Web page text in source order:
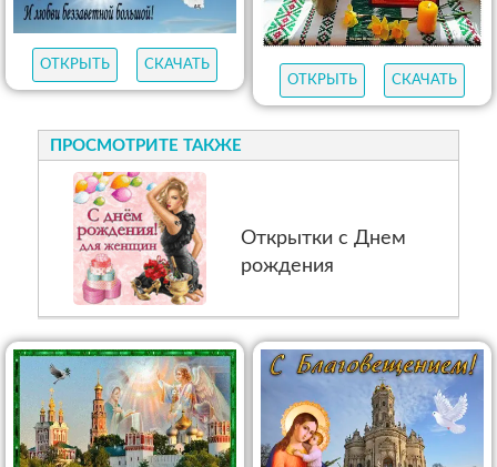
ОТКРЫТЬ
СКАЧАТЬ
ОТКРЫТЬ
СКАЧАТЬ
ПРОСМОТРИТЕ ТАКЖЕ
Открытки с Днем
рождения